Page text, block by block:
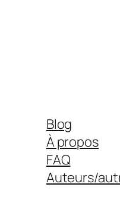
Blog
À propos
FAQ
Auteurs/